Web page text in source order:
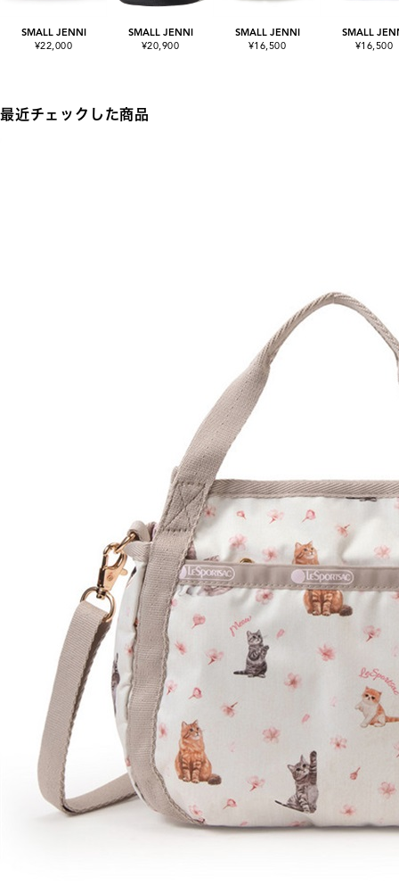
SMALL JENNI
¥22,000
SMALL JENNI
¥20,900
SMALL JENNI
¥16,500
SMALL
¥16,500
最近チェックした商品